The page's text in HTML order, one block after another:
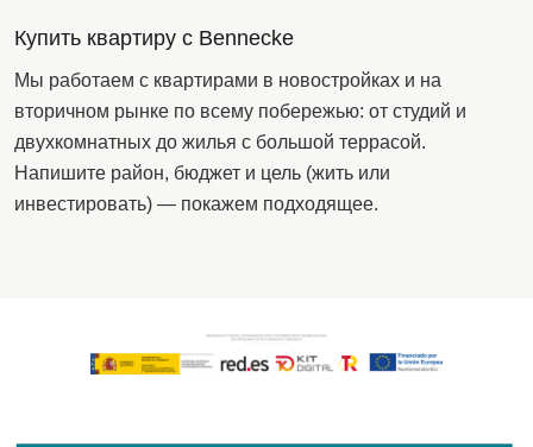
Купить квартиру с Bennecke
Мы работаем с квартирами в новостройках и на
вторичном рынке по всему побережью: от студий и
двухкомнатных до жилья с большой террасой.
Напишите район, бюджет и цель (жить или
инвестировать) — покажем подходящее.